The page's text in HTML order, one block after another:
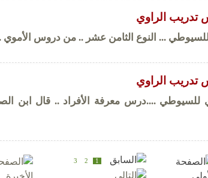
الراوي
... النوع الثامن عشر .. من دروس الأموي
الراوي
للسيوطي ....درس معرفة الأفراد .. قال ابن
1
2
3